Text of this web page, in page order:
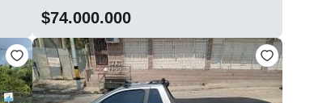
$74.000.000